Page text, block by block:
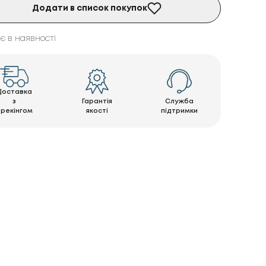
Додати в список покупок
в наявності
з
Гарантія
якості
Служба
підтримки